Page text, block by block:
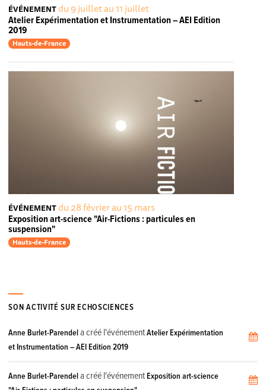
ÉVÉNEMENTdu 9 juillet au 11 juillet
Atelier Expérimentation et Instrumentation – AEI Edition
2019
Hauts-de-France
ÉVÉNEMENTdu 28 février au 15 mars
Exposition art-science "Air-Fictions : particules en
suspension"
Hauts-de-France
SON ACTIVITÉ SUR ECHOSCIENCES
Anne Burlet-Parendela créé l'événementAtelier Expérimentation
et Instrumentation – AEI Edition 2019
Anne Burlet-Parendela créé l'événementExposition art-science